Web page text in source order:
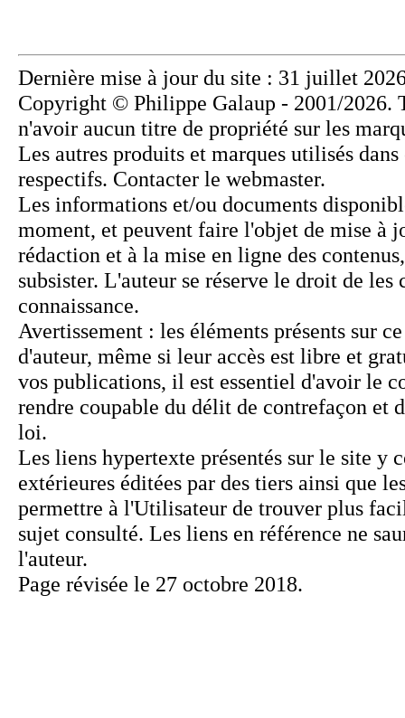
Page révisée le 27 octobre 2018.